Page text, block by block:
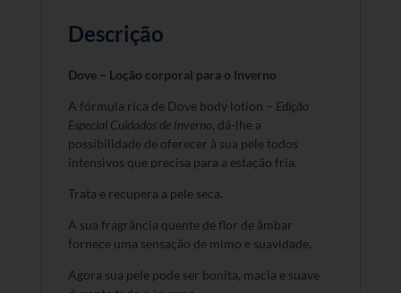
Descrição
Dove – Loção corporal para o Inverno
A fórmula rica de Dove body lotion – Edição
Especial Cuidados de Inverno, dá-lhe a
possibilidade de oferecer à sua pele todos
intensivos que precisa para a estação fria.
Trata e recupera a pele seca.
A sua fragrância quente de flor de âmbar
fornece uma sensação de mimo e suavidade.
Agora sua pele pode ser bonita, macia e suave